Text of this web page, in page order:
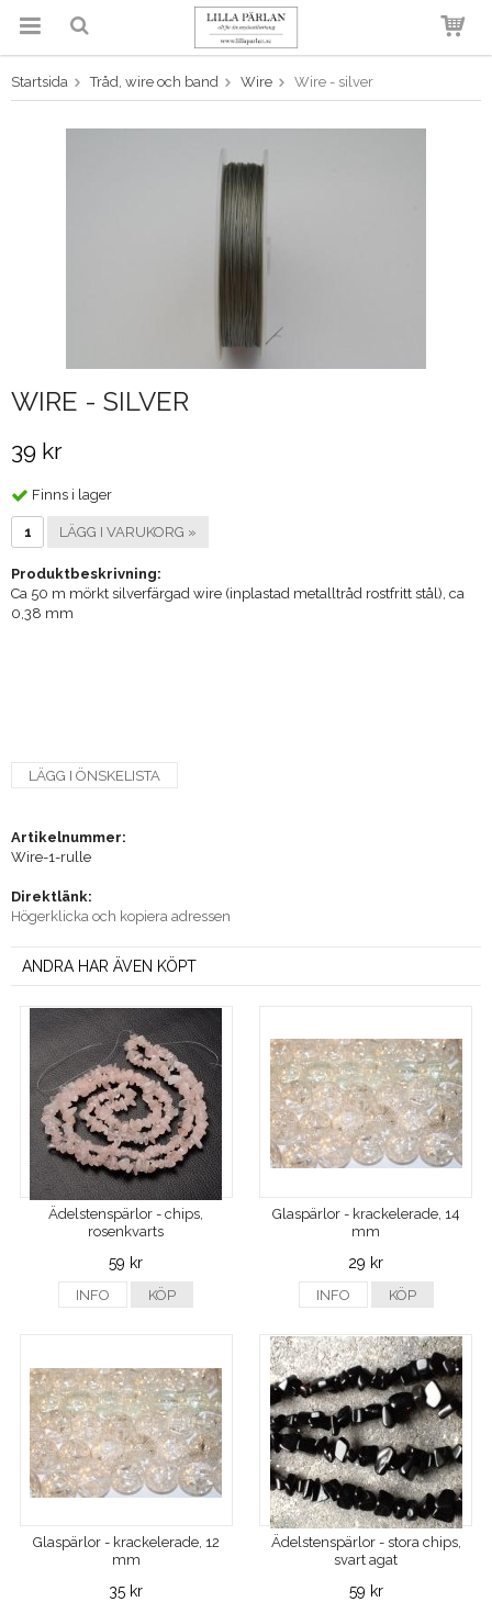
Produkten har blivit tillagd i
varukorgen
Startsida Tråd, wire och band Wire Wire - silver
WIRE - SILVER
39 kr
Finns i lager
LÄGG I VARUKORG »
Produktbeskrivning:
Ca 50 m mörkt silverfärgad wire (inplastad metalltråd rostfritt stål), ca
0,38 mm
LÄGG I ÖNSKELISTA
Artikelnummer:
Wire-1-rulle
Direktlänk:
Högerklicka och kopiera adressen
ANDRA HAR ÄVEN KÖPT
Ädelstenspärlor - chips,
rosenkvarts
59 kr
INFO KÖP
Glaspärlor - krackelerade, 14
mm
29 kr
INFO KÖP
Glaspärlor - krackelerade, 12
mm
35 kr
Ädelstenspärlor - stora chips,
svart agat
59 kr